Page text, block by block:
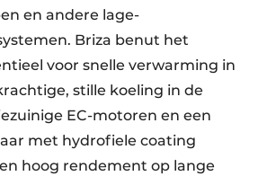
en andere lage-
Briza benut het
voor snelle verwarming in
stille koeling in de
EC-motoren en een
met hydrofiele coating
hoog rendement op lange